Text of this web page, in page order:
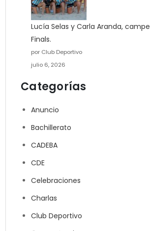
Lucía Selas y Carla Aranda,
Finals.
por Club Deportivo
julio 6, 2026
Categorías
Anuncio
Bachillerato
CADEBA
CDE
Celebraciones
Charlas
Club Deportivo